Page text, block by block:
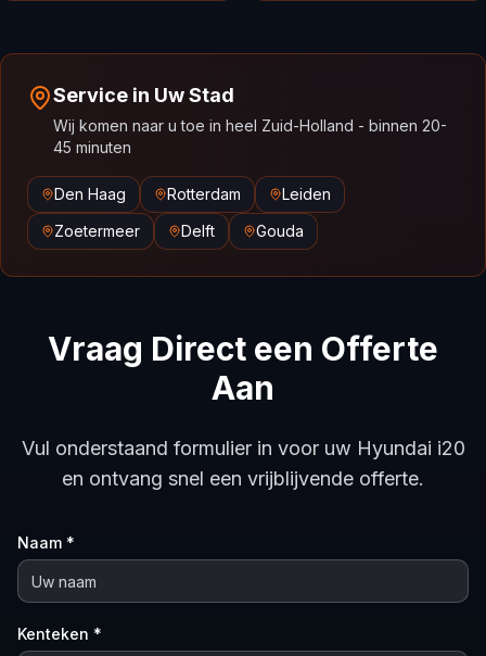
Service in Uw Stad
Wij komen naar u toe in heel Zuid-Holland - binnen 20-
45 minuten
Den Haag Rotterdam
Leiden
Zoetermeer
Delft Gouda
Vraag Direct een Offerte
Aan
Vul onderstaand formulier in voor uw Hyundai i20
en ontvang snel een vrijblijvende offerte.
Naam *
Kenteken *